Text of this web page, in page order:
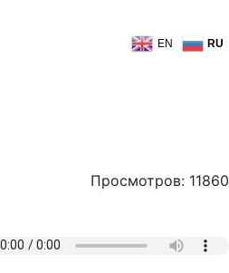
EN RU
Просмотров: 11860